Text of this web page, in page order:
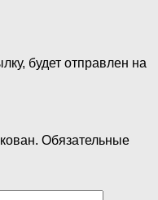
будет отправлен на
Обязательные